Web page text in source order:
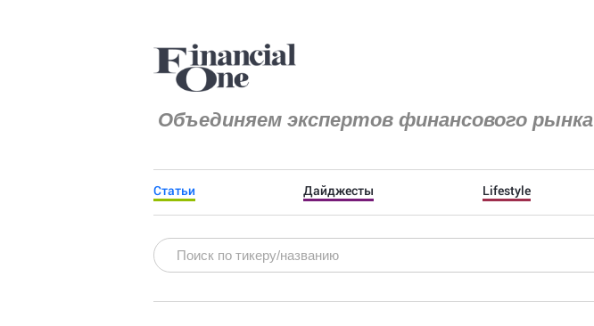
Объединяем экспертов финансового рынка
Статьи Дайджесты Lifestyle